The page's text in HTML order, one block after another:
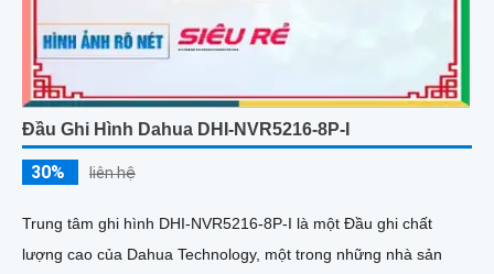
Đầu Ghi Hình Dahua DHI-NVR5216-8P-I
30% liên hệ
Trung tâm ghi hình DHI-NVR5216-8P-I là một Đầu ghi chất
lượng cao của Dahua Technology, một trong những nhà sản